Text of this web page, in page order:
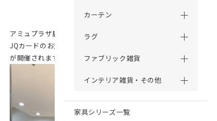
カーテン
ラグ
ファブリック雑貨
インテリア雑貨・その他
家具シリーズ一覧
アミュプラザ鹿児島では、3月20日(木)～3月23日(日)の4日間
JQカードのお支払いでご請求時10％OFFになるキャンペーン
が開催されます。